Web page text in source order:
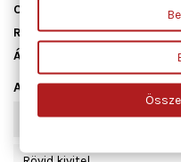
Cikkszám
Raktáron2 db
Állapot
Adatlap
hengerhez